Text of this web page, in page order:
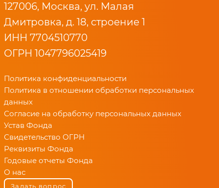
127006, Москва, ул. Малая
Дмитровка, д. 18, строение 1
ИНН 7704510770
ОГРН 1047796025419
Политика конфиденциальности
Политика в отношении обработки персональных
данных
Согласие на обработку персональных данных
Устав Фонда
Свидетельство ОГРН
Реквизиты Фонда
Годовые отчеты Фонда
О нас
Задать вопрос